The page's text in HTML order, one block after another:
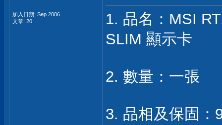
加入日期: Sep 2006
文章: 20
1. 品名：MSI
SLIM 顯示卡
2. 數量：一張
3. 品相及保固：